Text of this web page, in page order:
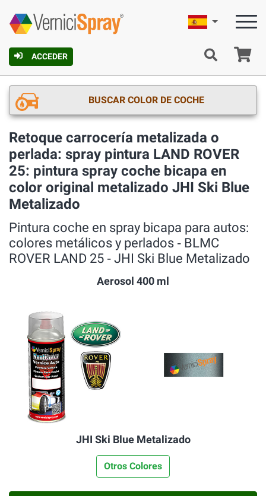
ACCEDER
Español
BUSCAR COLOR DE COCHE
Retoque carrocería metalizada o
perlada: spray pintura LAND ROVER
25: pintura spray coche bicapa en
color original metalizado JHI Ski Blue
Metalizado
Pintura coche en spray bicapa para autos:
colores metálicos y perlados ‐ BLMC
ROVER LAND 25 ‐ JHI Ski Blue Metalizado
Aerosol 400 ml
JHI Ski Blue Metalizado
Otros Colores